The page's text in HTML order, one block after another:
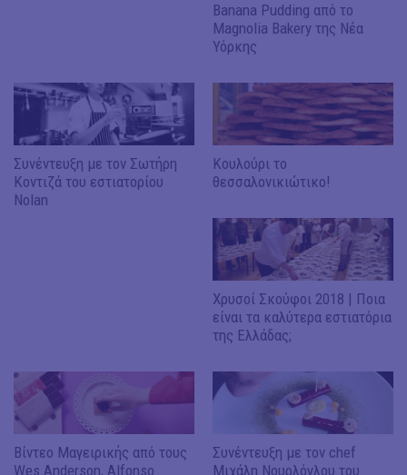
Banana Pudding από το
Magnolia Bakery της Νέα
Υόρκης
Συνέντευξη με τον Σωτήρη
Κοντιζά του εστιατορίου
Nolan
Κουλούρι το
θεσσαλονικιώτικο!
Χρυσοί Σκούφοι 2018 | Ποια
είναι τα καλύτερα εστιατόρια
της Ελλάδας;
Βίντεο Μαγειρικής από τους
Wes Anderson, Alfonso
Συνέντευξη με τον chef
Μιχάλη Νουρλόγλου του